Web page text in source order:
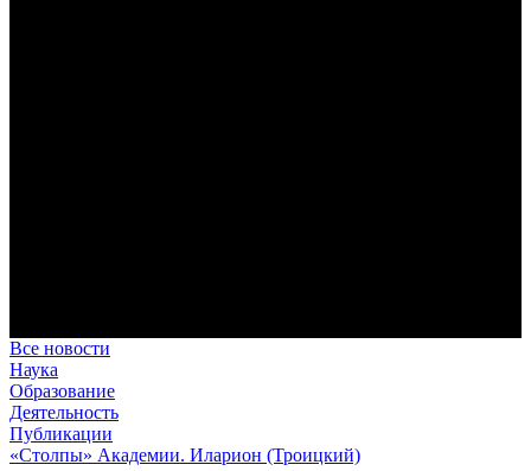
Все новости
Наука
Образование
Деятельность
Публикации
«Столпы» Академии. Иларион (Троицкий)